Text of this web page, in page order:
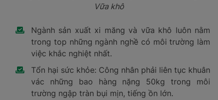
Vữa khô
Ngành sản xuất xi măng và vữa khô luôn nằm
trong top những ngành nghề có môi trường làm
việc khắc nghiệt nhất.
Tổn hại sức khỏe: Công nhân phải liên tục khuân
vác những bao hàng nặng 50kg trong môi
trường ngập tràn bụi mịn, tiếng ồn lớn.